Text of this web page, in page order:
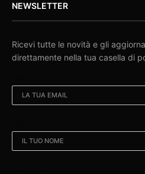
NEWSLETTER
Ricevi tutte le novità e gli
direttamente nella tua casella di